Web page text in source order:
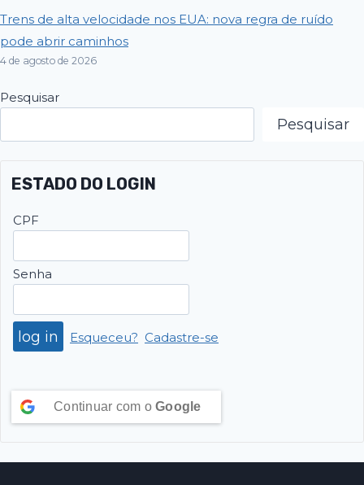
Trens de alta velocidade nos EUA: nova regra de ruído
pode abrir caminhos
4 de agosto de 2026
Pesquisar
Pesquisar
ESTADO DO LOGIN
CPF
Senha
Esqueceu? Cadastre-se
Continuar com o Google